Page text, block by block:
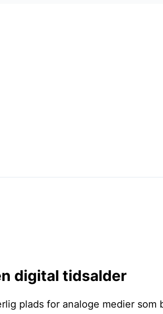
digital tidsalder
plads for analoge medier